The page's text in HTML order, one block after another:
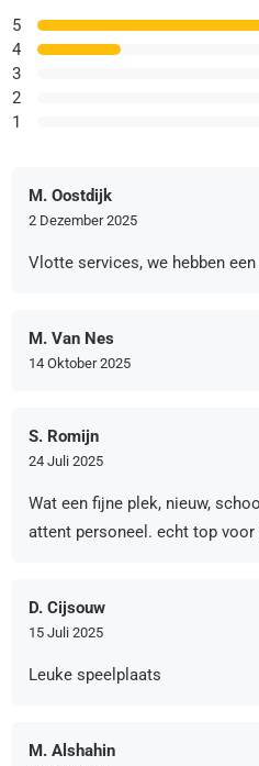
5
4
3
2
1
M. Oostdijk
2 Dezember 2025
Vlotte services, we hebben
M. Van Nes
14 Oktober 2025
S. Romijn
24 Juli 2025
Wat een fijne plek, nieuw,
attent personeel. echt top
D. Cijsouw
15 Juli 2025
Leuke speelplaats
M. Alshahin